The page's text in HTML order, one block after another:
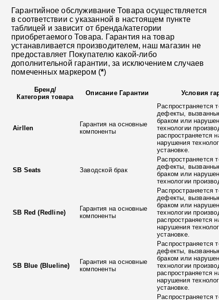
Гарантийное обслуживание Товара осуществляется
в соответствии с указанной в настоящем пункте
таблицей и зависит от бренда/категории
приобретаемого Товара. Гарантия на товар
устанавливается производителем, наш магазин не
предоставляет Покупателю какой-либо
дополнительной гарантии, за исключением случаев
помеченных маркером (*)
Бренд/
Категория товара
Описание Гарантии Условия
Airllen
Гарантия на основные
компоненты
Распространяется
дефекты,
браком или
технологии
распространяется
нарушения
установке.
SB Seats Заводской брак
Распространяется
дефекты,
браком или
технологии
SB Red (Redline)
Гарантия на основные
компоненты
Распространяется
дефекты,
браком или
технологии
распространяется
нарушения
установке.
SB Blue (Blueline)
Гарантия на основные
компоненты
Распространяется
дефекты,
браком или
технологии
распространяется
нарушения
установке.
Распространяется